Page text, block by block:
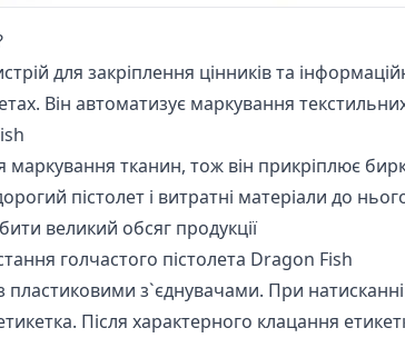
для закріплення цінників та
Він автоматизує маркування
маркування тканин, тож він прикріплює
пістолет і витратні матеріали до
великий обсяг продукції
голчастого пістолета Dragon Fish
пластиковими з`єднувачами. При
Після характерного клацання